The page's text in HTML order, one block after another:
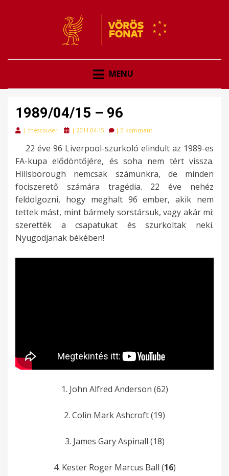
VÖRÖS FONAT
MENU
1989/04/15 – 96
| thescouser
Posted
| 2011-04-15 | 0 komment
22 éve 96 Liverpool-szurkoló elindult az 1989-es
FA-kupa elődöntőjére, és soha nem tért vissza.
Hillsborough nemcsak számunkra, de minden
fociszerető számára tragédia. 22 éve nehéz
feldolgozni, hogy meghalt 96 ember, akik nem
tettek mást, mint bármely sorstársuk, vagy akár mi:
szerették a csapatukat és szurkoltak neki.
Nyugodjanak békében!
1. John Alfred Anderson­ (62)
2. Colin­ Mark Ashcroft (19)
3. James­ Gary Aspinall (18)
4. Kester­ Roger Marcus Ball­ (16)